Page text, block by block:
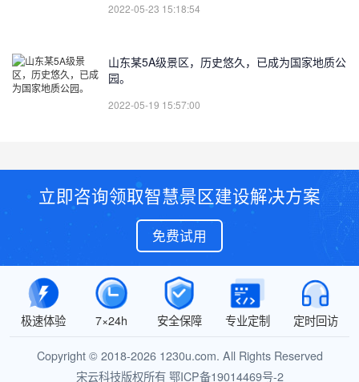
2022-05-23 15:18:54
山东某5A级景区，历史悠久，已成为国家地质公
园。
2022-05-19 15:57:00
立即咨询领取智慧景区建设解决方案
免费试用
极速体验 7×24h 安全保障 专业定制 定时回访
Copyright © 2018-2026 1230u.com. All Rights Reserved
宋云科技版权所有 鄂ICP备19014469号-2